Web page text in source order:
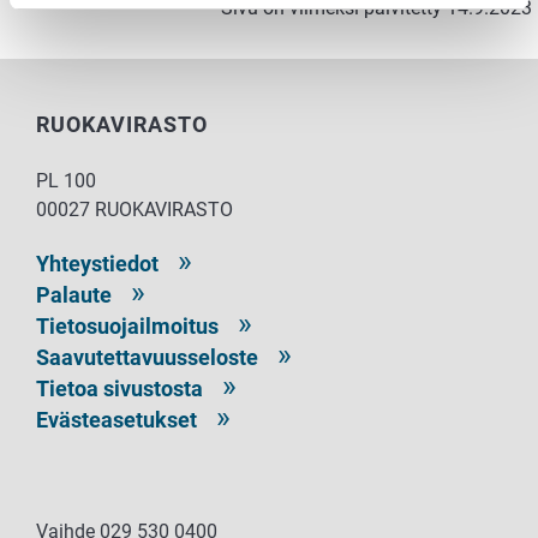
Sivu on viimeksi päivitetty 14.9.2023
RUOKAVIRASTO
PL 100
00027 RUOKAVIRASTO
Yhteystiedot
Palaute
Tietosuojailmoitus
Saavutettavuusseloste
Tietoa sivustosta
Evästeasetukset
Vaihde 029 530 0400